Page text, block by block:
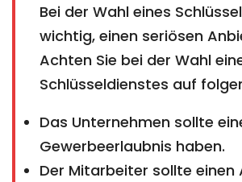
Bei der Wahl eines
wichtig, einen seriösen
Achten Sie bei der Wahl
Schlüsseldienstes auf
Das Unternehmen sollte
Gewerbeerlaubnis haben.
Der Mitarbeiter sollte einen